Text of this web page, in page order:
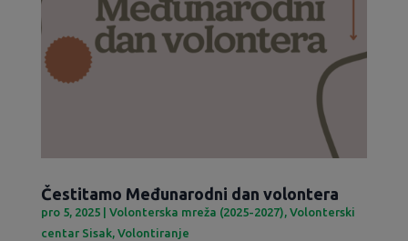
Čestitamo Međunarodni dan volontera
pro 5, 2025| Volonterska mreža (2025-2027), Volonterski
centar Sisak, Volontiranje